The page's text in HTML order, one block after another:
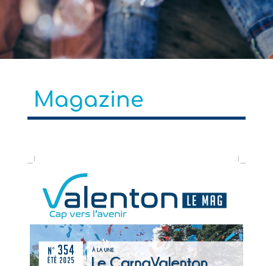
Magazine